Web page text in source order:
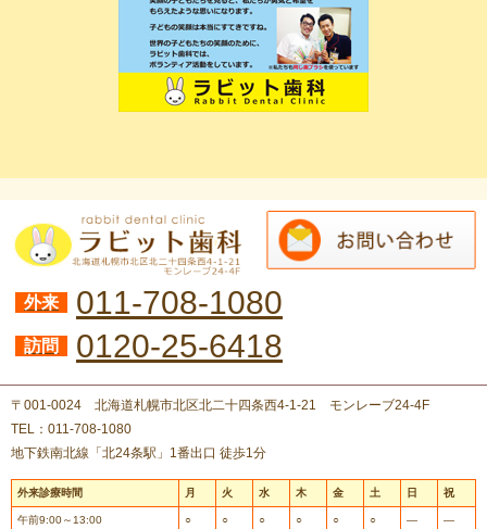
外来 011-708-1080
訪問 0120-25-6418
〒001-0024 北海道札幌市北区北二十四条西4-1-21 モンレーブ24-4F
TEL：011-708-1080
地下鉄南北線「北24条駅」1番出口 徒歩1分
外来診療時間 月 火 水 木 金 土 日 祝
午前9:00～13:00 ○ ○ ○ ○ ○ ○ ― ―